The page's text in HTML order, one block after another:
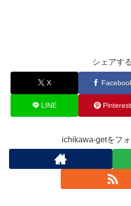
シェアする
X
LINE Pinterest
ichikawa-getをフ